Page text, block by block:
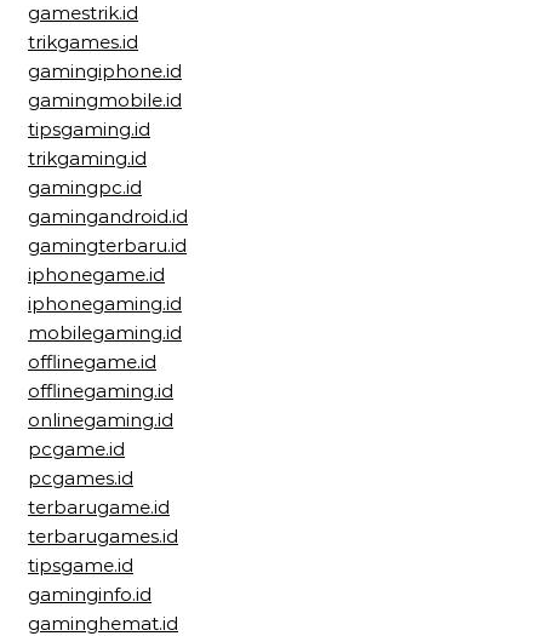
gamestrik.id
trikgames.id
gamingiphone.id
gamingmobile.id
tipsgaming.id
trikgaming.id
gamingpc.id
gamingandroid.id
gamingterbaru.id
iphonegame.id
iphonegaming.id
mobilegaming.id
offlinegame.id
offlinegaming.id
onlinegaming.id
pcgame.id
pcgames.id
terbarugame.id
terbarugames.id
tipsgame.id
gaminginfo.id
gaminghemat.id